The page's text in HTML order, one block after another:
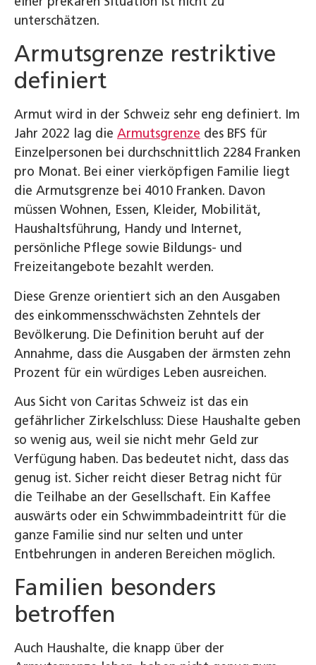
unterschätzen.
Armutsgrenze restriktive
definiert
Armut wird in der Schweiz sehr eng definiert. Im
Jahr 2022 lag die Armutsgrenze des BFS für
Einzelpersonen bei durchschnittlich 2284 Franken
pro Monat. Bei einer vierköpfigen Familie liegt
die Armutsgrenze bei 4010 Franken. Davon
müssen Wohnen, Essen, Kleider, Mobilität,
Haushaltsführung, Handy und Internet,
persönliche Pflege sowie Bildungs- und
Freizeitangebote bezahlt werden.
Diese Grenze orientiert sich an den Ausgaben
des einkommensschwächsten Zehntels der
Bevölkerung. Die Definition beruht auf der
Annahme, dass die Ausgaben der ärmsten zehn
Prozent für ein würdiges Leben ausreichen.
Aus Sicht von Caritas Schweiz ist das ein
gefährlicher Zirkelschluss: Diese Haushalte geben
so wenig aus, weil sie nicht mehr Geld zur
Verfügung haben. Das bedeutet nicht, dass das
genug ist. Sicher reicht dieser Betrag nicht für
die Teilhabe an der Gesellschaft. Ein Kaffee
auswärts oder ein Schwimmbadeintritt für die
ganze Familie sind nur selten und unter
Entbehrungen in anderen Bereichen möglich.
Familien besonders
betroffen
Auch Haushalte, die knapp über der